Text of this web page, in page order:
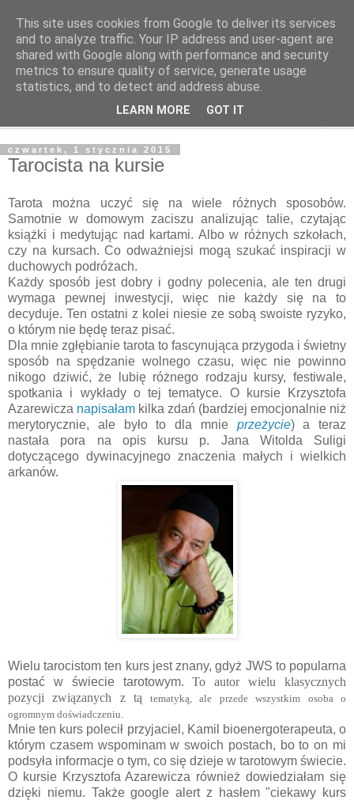
Odcienie Tarota
Tarot. Duchowość. Astrologia. Medytacja.
czwartek, 1 stycznia 2015
Tarocista na kursie
Tarota można uczyć się na wiele różnych sposobów.
Samotnie w domowym zaciszu analizując talie, czytając
książki i medytując nad kartami. Albo w różnych szkołach,
czy na kursach. Co odważniejsi mogą szukać inspiracji w
duchowych podróżach.
Każdy sposób jest dobry i godny polecenia, ale ten drugi
wymaga pewnej inwestycji, więc nie każdy się na to
decyduje. Ten ostatni z kolei niesie ze sobą swoiste ryzyko,
o którym nie będę teraz pisać.
Dla mnie zgłębianie tarota to fascynująca przygoda i świetny
sposób na spędzanie wolnego czasu, więc nie powinno
nikogo dziwić, że lubię różnego rodzaju kursy, festiwale,
spotkania i wykłady o tej tematyce. O kursie Krzysztofa
Azarewicza napisałam kilka zdań (bardziej emocjonalnie niż
merytorycznie, ale było to dla mnie przeżycie) a teraz
nastała pora na opis kursu p. Jana Witolda Suligi
dotyczącego dywinacyjnego znaczenia małych i wielkich
arkanów.
Wielu tarocistom ten kurs jest znany, gdyż JWS to popularna
postać w świecie tarotowym. To autor wielu klasycznych
pozycji związanych z tą tematyką, ale przede wszystkim osoba o
ogromnym doświadczeniu.
Mnie ten kurs polecił przyjaciel, Kamil bioenergoterapeuta, o
którym czasem wspominam w swoich postach, bo to on mi
podsyła informacje o tym, co się dzieje w tarotowym świecie.
O kursie Krzysztofa Azarewicza również dowiedziałam się
dzięki niemu. Także google alert z hasłem "ciekawy kurs
This site uses cookies from Google to deliver its services
and to analyze traffic. Your IP address and user-agent are
shared with Google along with performance and security
metrics to ensure quality of service, generate usage
statistics, and to detect and address abuse.
LEARN MORE GOT IT